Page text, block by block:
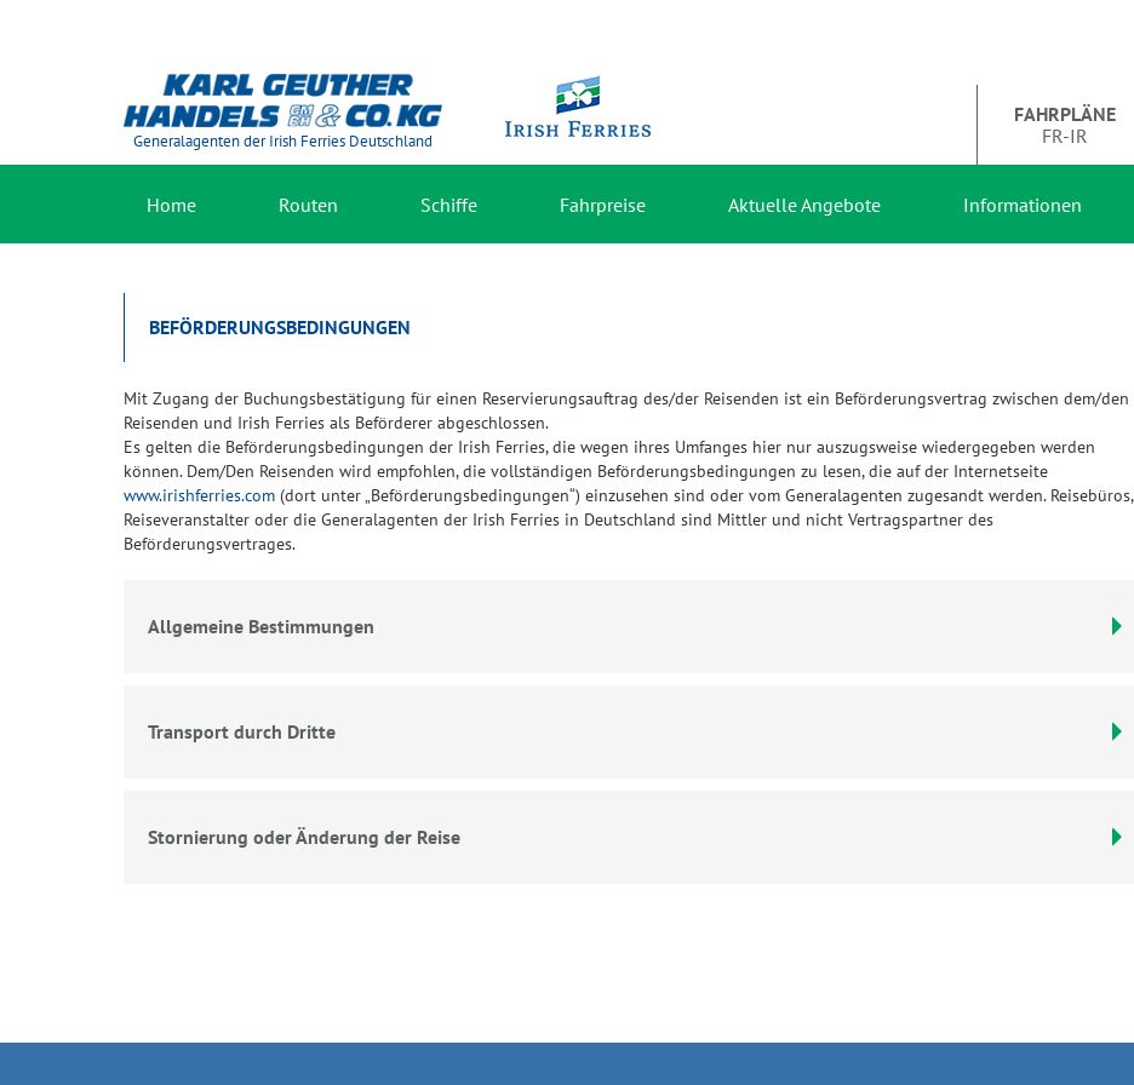
Generalagenten der Irish Ferries Deutschland
FAHRPLÄNE
FR-IR
Home Routen Schiffe Fahrpreise Aktuelle Angebote Informationen
BEFÖRDERUNGSBEDINGUNGEN
Mit Zugang der Buchungsbestätigung für einen Reservierungsauftrag des/der Reisenden ist ein Beförderungsvertrag zwischen dem/den
Reisenden und Irish Ferries als Beförderer abgeschlossen.
Es gelten die Beförderungsbedingungen der Irish Ferries, die wegen ihres Umfanges hier nur auszugsweise wiedergegeben werden
können. Dem/Den Reisenden wird empfohlen, die vollständigen Beförderungsbedingungen zu lesen, die auf der Internetseite
www.irishferries.com (dort unter „Beförderungsbedingungen“) einzusehen sind oder vom Generalagenten zugesandt werden. Reisebüros,
Reiseveranstalter oder die Generalagenten der Irish Ferries in Deutschland sind Mittler und nicht Vertragspartner des
Beförderungsvertrages.
Allgemeine Bestimmungen
Transport durch Dritte
Stornierung oder Änderung der Reise